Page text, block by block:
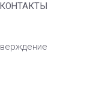
КОНТАКТЫ